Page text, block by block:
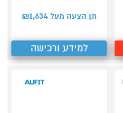
תן הצעה מעל ₪ 1,634
למידע ורכישה